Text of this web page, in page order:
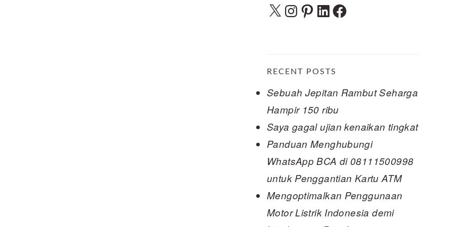
X Instagram
Pinterest
LinkedInFacebook
RECENT POSTS
Sebuah Jepitan Rambut Seharga
Hampir 150 ribu
Saya gagal ujian kenaikan tingkat
Panduan Menghubungi
WhatsApp BCA di 08111500998
untuk Penggantian Kartu ATM
Mengoptimalkan Penggunaan
Motor Listrik Indonesia demi